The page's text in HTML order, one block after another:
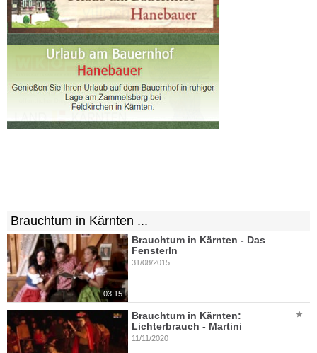
Brauchtum in Kärnten ...
03:15
Brauchtum in Kärnten - Das
Fensterln
31/08/2015
Brauchtum in Kärnten:
Lichterbrauch - Martini
11/11/2020